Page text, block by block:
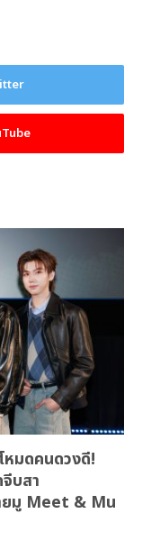
หมดคนดวงดี!
บสา
ยมู Meet & Mu